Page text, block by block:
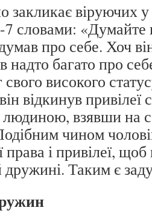
закликає віруючих
словами: «Думайте
про себе. Хоч
надто багато про
свого високого
відкинув привілеї
людиною, взявши на
чином
права і привілеї,
дружині. Таким є